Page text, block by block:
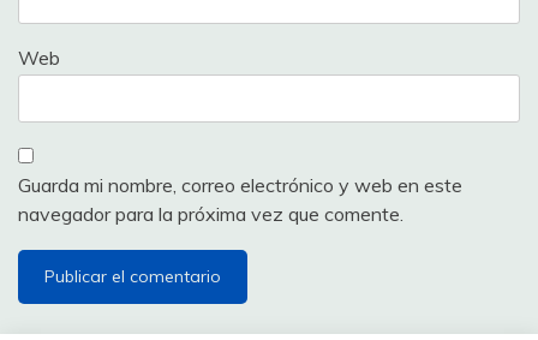
Web
Guarda mi nombre, correo electrónico y web en este
navegador para la próxima vez que comente.